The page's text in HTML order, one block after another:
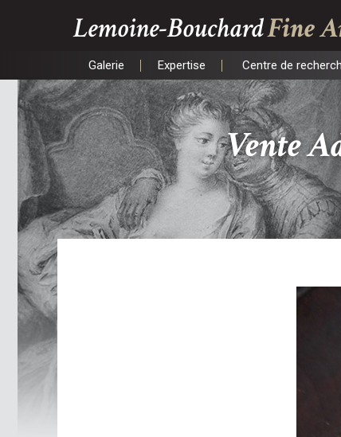
Lemoine-BouchardFine
Galerie
Galerie Expertise
Expertise Centre de
Centre de
Vente